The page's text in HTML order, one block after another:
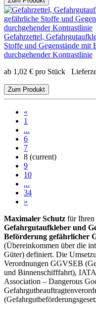
Gefahrzettel,
Stoffe und Gegenstände
durchgehender Kontrastlinie
ab 1,02 € pro Stück
Zum Produkt
«
1
...
6
7
8 (current)
9
10
...
34
»
Maximaler Schutz für Ihren
Gefahrgutaufkleber und
Beförderung gefährlicher
(Übereinkommen über die
Güter) definiert. Die
Verordnungen GGVSEB
und Binnenschifffahrt),
Association – Dangerous